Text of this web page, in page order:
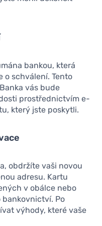
bankou, která
o schválení. Tento
vás bude
prostřednictvím e-
který jste poskytli.
obdržíte vaši novou
adresu. Kartu
v obálce nebo
Po
výhody, které vaše